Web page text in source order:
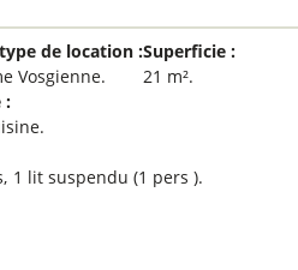
de location :
Vosgienne
Superficie :
21 m²
:
1 lit suspendu (1 pers )